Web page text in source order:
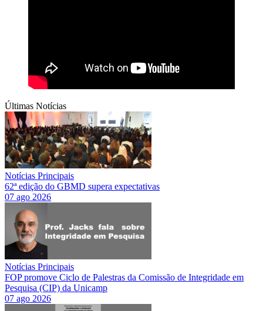
Últimas Notícias
Notícias Principais
62ª edição do GBMD supera expectativas
07 ago 2026
Notícias Principais
FOP promove Ciclo de Palestras da Comissão de Integridade em
Pesquisa (CIP) da Unicamp
07 ago 2026